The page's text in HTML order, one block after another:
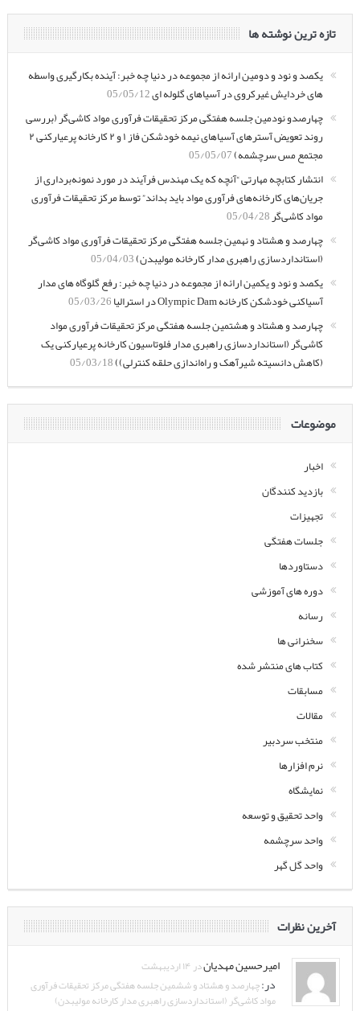
تازه ترین نوشته ها
یکصد و نود و دومین ارائه از مجموعه در دنیا چه خبر: آینده بکارگیری واسطه
های خردایش غیرکروی در آسیاهای گلوله ای05/05/12
چهارصدو نودمین جلسه هفتگی مرکز تحقیقات فرآوری مواد کاشی‌گر (بررسی
روند تعویض آسترهای آسیاهای نیمه خودشکن فاز ۱ و ۲ کارخانه پرعیارکنی ۲
مجتمع مس سرچشمه)05/05/07
انتشار کتابچه مهارتی “آنچه که یک مهندس فرآیند در مورد نمونه‌برداری از
جریان‌های کارخانه‌های فرآوری مواد باید بداند” توسط مرکز تحقیقات فرآوری
مواد کاشی‌گر05/04/28
چهارصد و هشتاد و نهمین جلسه هفتگی مرکز تحقیقات فرآوری مواد کاشی‌گر
(استانداردسازی راهبری مدار کارخانه مولیبدن)05/04/03
یکصد و نود و یکمین ارائه از مجموعه در دنیا چه خبر: رفع گلوگاه های مدار
آسیاکنی خودشکن کارخانه Olympic Dam در استرالیا
05/03/26
چهارصد و هشتاد و هشتمین جلسه هفتگی مرکز تحقیقات فرآوری مواد
کاشی‌گر (استانداردسازی راهبری مدار فلوتاسیون کارخانه پرعیارکنی یک
(کاهش دانسیته شیرآهک و راه‌اندازی حلقه کنترلی))05/03/18
موضوعات
اخبار
بازدید کنندگان
تجهیزات
جلسات هفتگی
دستاوردها
دوره های آموزشی
رسانه
سخنرانی ها
کتاب های منتشر شده
مسابقات
مقالات
منتخب سردبیر
نرم افزارها
نمایشگاه
واحد تحقیق و توسعه
واحد سرچشمه
واحد گل گهر
آخرین نظرات
امیرحسین مهدیاندر ۱۴ اردیبهشت
در:چهارصد و هشتاد و ششمین جلسه هفتگی مرکز تحقیقات فرآوری
مواد کاشی‌گر (استانداردسازی راهبری مدار کارخانه مولیبدن)